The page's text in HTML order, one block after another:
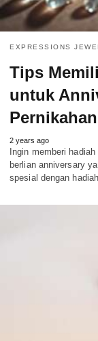
EXPRESSIONS
Tips
untuk
2 years ago
Ingin memberi
berlian anniversary
spesial dengan